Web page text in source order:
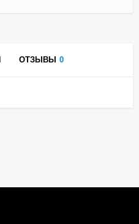
ОТЗЫВЫ 0